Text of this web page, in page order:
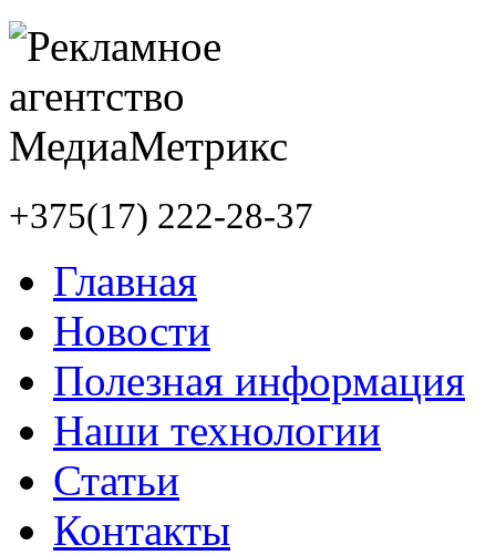
+375(17) 222-28-37
Главная
Новости
Полезная информация
Наши технологии
Статьи
Контакты